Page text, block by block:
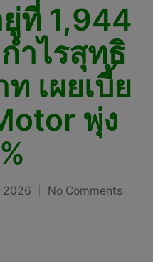
ที่ 1,944
ำไรสุทธิ
เผยเบี้ย
พุ่ง
2026 No Comments